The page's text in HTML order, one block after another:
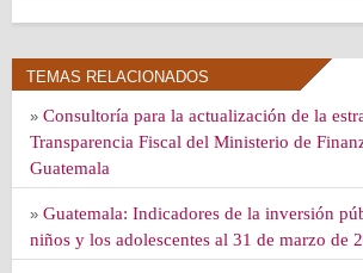
TEMAS RELACIONADOS
» Consultoría para la actualización de la
Transparencia Fiscal del Ministerio de
Guatemala
» Guatemala: Indicadores de la inversión
niños y los adolescentes al 31 de marzo de